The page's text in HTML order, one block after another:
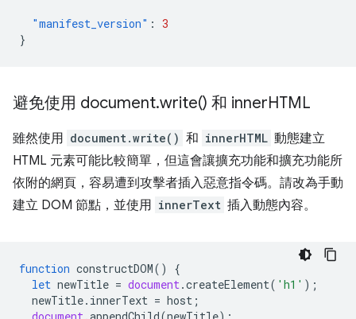
"manifest_version" : 3
}
避免使用 document.write() 和 innerHTML
雖然使用 document.write() 和 innerHTML 動態建立
HTML 元素可能比較簡單，但這會讓擴充功能和擴充功能所
依附的網頁，容易遭到攻擊者插入惡意指令碼。請改為手動
建立 DOM 節點，並使用 innerText 插入動態內容。
function constructDOM()
{
let newTitle = document.createElement( 'h1' );
newTitle. innerText = host ;